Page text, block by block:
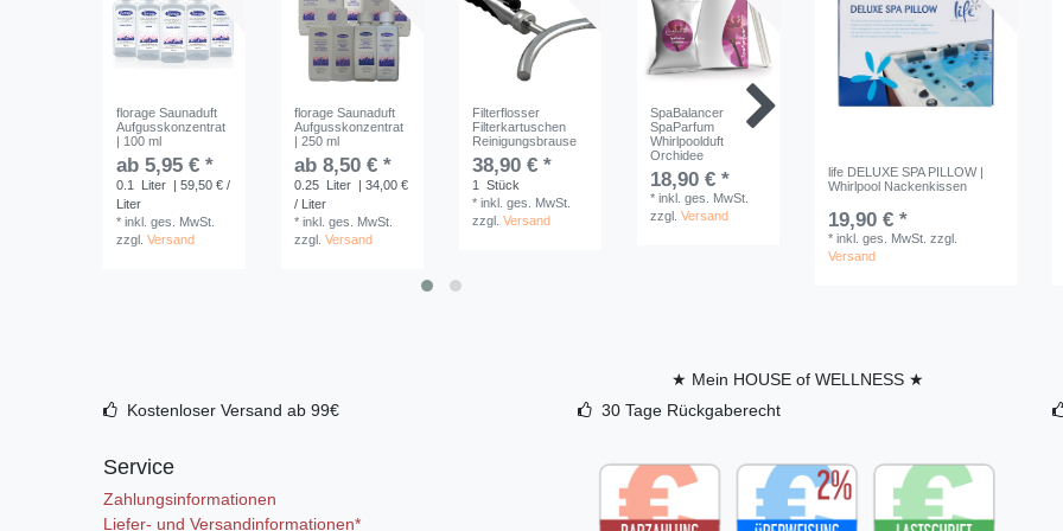
florage Saunaduft
Aufgusskonzentrat
| 100 ml
ab 5,95 € *
0.1 Liter
| 59,50 € /
Liter
*inkl. ges. MwSt.
zzgl.Versand
florage Saunaduft
Aufgusskonzentrat
| 250 ml
ab 8,50 € *
0.25 Liter
| 34,00 €
/ Liter
*inkl. ges. MwSt.
zzgl.Versand
Filterflosser
Filterkartuschen
Reinigungsbrause
38,90 € *
1 Stück
*inkl. ges. MwSt.
zzgl.Versand
SpaBalancer
SpaParfum
Whirlpoolduft
Orchidee
18,90 € *
*inkl. ges. MwSt.
zzgl.Versand
1 Liter
zzgl.Versand
ab
|
inkl.
life DELUXE SPA PILLOW |
Whirlpool Nackenkissen
19,90 € *
*inkl. ges. MwSt. zzgl.
Versand
★ Mein HOUSE of WELLNESS ★
Kostenloser Versand ab 99€
30 Tage Rückgaberecht
Service
Zahlungsinformationen
Liefer- und Versandinformationen*